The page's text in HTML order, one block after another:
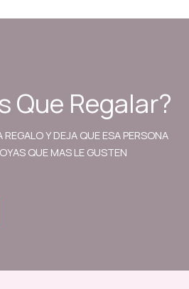
Que Regalar?
Y DEJA QUE ESA PERSONA
QUE MAS LE GUSTEN